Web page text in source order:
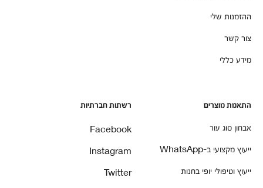
ההזמנות שלי
צור קשר
מידע כללי
התאמת מוצרים
אבחון סוג עור
ייעוץ מקצועי ב-WhatsApp
ייעוץ וטיפולי יופי בחנות
רשתות חברתיות
Facebook
Instagram
Twitter